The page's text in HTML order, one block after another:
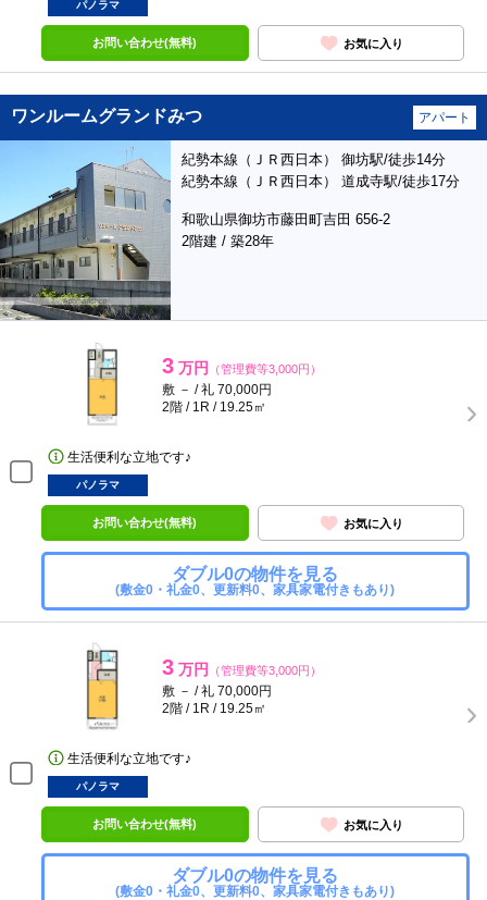
パノラマ
お問い合わせ(無料) お気に入り
ワンルームグランドみつ アパート
紀勢本線（ＪＲ西日本） 御坊駅/徒歩14分
紀勢本線（ＪＲ西日本） 道成寺駅/徒歩17分
和歌山県御坊市藤田町吉田 656-2
2階建 / 築28年
3 万円 （管理費等3,000円）
敷 － / 礼 70,000円
2階 / 1R / 19.25㎡
生活便利な立地です♪
パノラマ
お問い合わせ(無料) お気に入り
ダブル0の物件を見る
(敷金0・礼金0、更新料0、家具家電付きもあり)
3 万円 （管理費等3,000円）
敷 － / 礼 70,000円
2階 / 1R / 19.25㎡
生活便利な立地です♪
パノラマ
お問い合わせ(無料) お気に入り
ダブル0の物件を見る
(敷金0・礼金0、更新料0、家具家電付きもあり)